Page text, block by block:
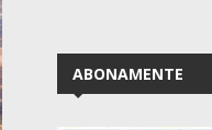
ABONAMENTE